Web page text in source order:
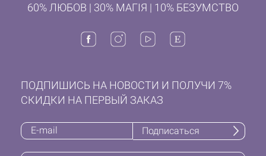
60% ЛЮБОВ | 30% МАГІЯ | 10% БЕЗУМСТВО
ПОДПИШИСЬ НА НОВОСТИ И ПОЛУЧИ 7%
СКИДКИ НА ПЕРВЫЙ ЗАКАЗ
Подписаться